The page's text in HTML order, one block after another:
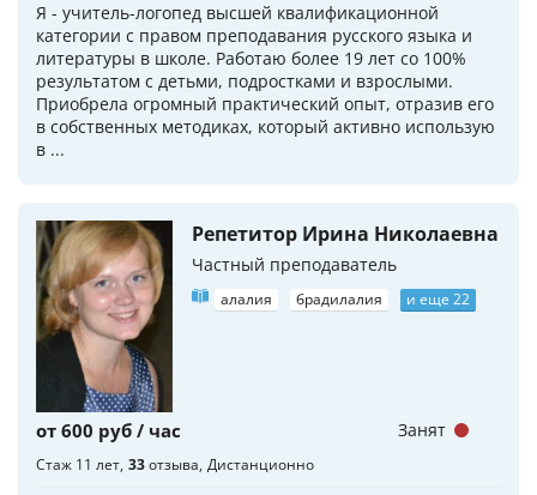
Я - учитель-логопед высшей квалификационной
категории с правом преподавания русского языка и
литературы в школе. Работаю более 19 лет со 100%
результатом с детьми, подростками и взрослыми.
Приобрела огромный практический опыт, отразив его
в собственных методиках, который активно использую
в ...
Репетитор Ирина Николаевна
Частный преподаватель
алалия брадилалия и еще 22
от 600 руб / час
Стаж 11 лет 33отзыва Дистанционно
Занят